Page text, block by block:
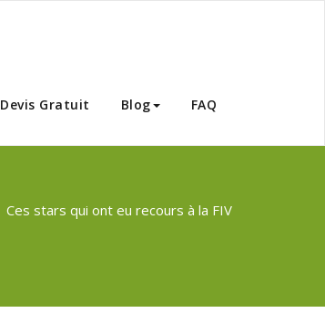
Devis Gratuit Blog FAQ
Ces stars qui ont eu recours à la FIV